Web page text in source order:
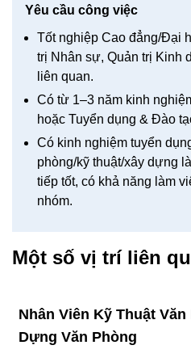
Yêu cầu công việc
Tốt nghiệp Cao đẳng/Đại
trị Nhân sự, Quản trị Kinh
liên quan.
Có từ 1–3 năm kinh
hoặc Tuyển dụng & Đào
Có kinh nghiệm tuyển
phòng/kỹ thuật/xây dựng
tiếp tốt, có khả năng làm
nhóm.
Một số vị trí liên
Nhân Viên Kỹ Thuật
Dựng Văn Phòng